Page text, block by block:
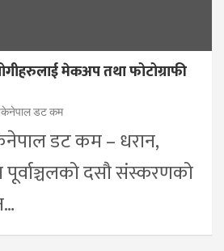
मेकअप तथा फोटोग्राफी
डट कम
डट कम – धरान,
दसौ संस्करणको